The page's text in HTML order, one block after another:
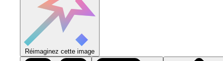
Réimaginez cette image